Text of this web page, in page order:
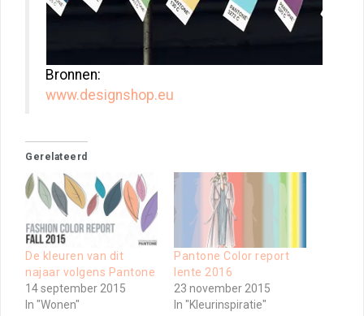
Bronnen:
www.designshop.eu
Gerelateerd
De kleuren van dit
najaar volgens Pantone
14 september 2015
In "Wonen"
Pantone Color report
lente 2016
23 november 2015
In "Kleurinspiratie"